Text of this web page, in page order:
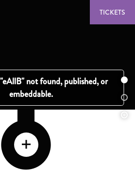
TICKETS